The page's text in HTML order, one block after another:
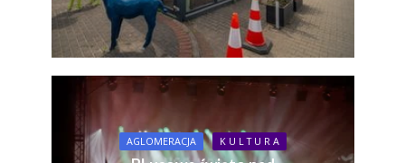
AGLOMERACJA K U L T U R A